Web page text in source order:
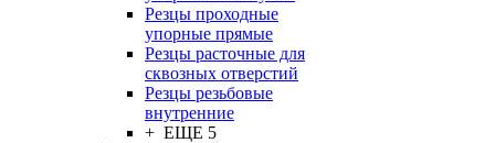
Резцы проходные
упорные прямые
Резцы расточные для
сквозных отверстий
Резцы резьбовые
внутренние
+ ЕЩЕ 5